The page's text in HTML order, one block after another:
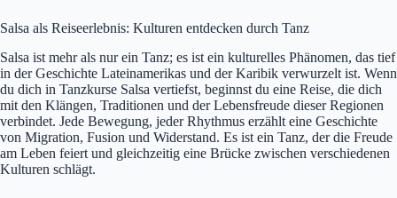
Salsa als Reiseerlebnis: Kulturen entdecken durch Tanz
Salsa ist mehr als nur ein Tanz; es ist ein kulturelles Phänomen, das tief
in der Geschichte Lateinamerikas und der Karibik verwurzelt ist. Wenn
du dich in Tanzkurse Salsa vertiefst, beginnst du eine Reise, die dich
mit den Klängen, Traditionen und der Lebensfreude dieser Regionen
verbindet. Jede Bewegung, jeder Rhythmus erzählt eine Geschichte
von Migration, Fusion und Widerstand. Es ist ein Tanz, der die Freude
am Leben feiert und gleichzeitig eine Brücke zwischen verschiedenen
Kulturen schlägt.